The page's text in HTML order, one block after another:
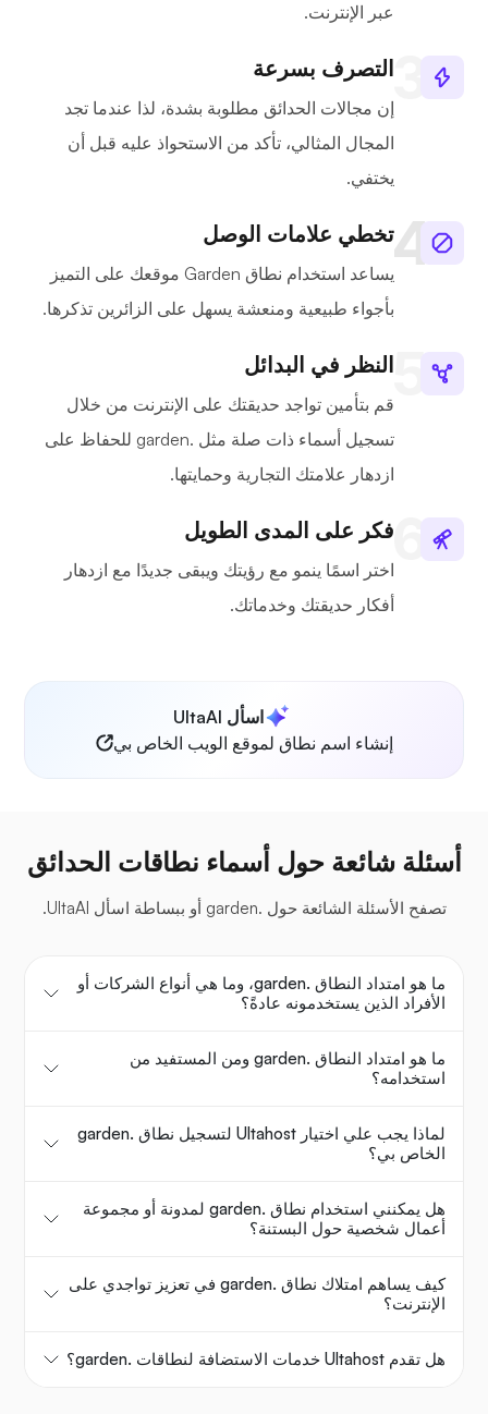
عبر الإنترنت.
التصرف بسرعة
إن مجالات الحدائق مطلوبة بشدة، لذا عندما تجد
المجال المثالي، تأكد من الاستحواذ عليه قبل أن
يختفي.
تخطي علامات الوصل
يساعد استخدام نطاق Garden موقعك على التميز
بأجواء طبيعية ومنعشة يسهل على الزائرين تذكرها.
النظر في البدائل
قم بتأمين تواجد حديقتك على الإنترنت من خلال
تسجيل أسماء ذات صلة مثل .garden للحفاظ على
ازدهار علامتك التجارية وحمايتها.
فكر على المدى الطويل
اختر اسمًا ينمو مع رؤيتك ويبقى جديدًا مع ازدهار
أفكار حديقتك وخدماتك.
اسأل UltaAI
إنشاء اسم نطاق لموقع الويب الخاص بي
أسئلة شائعة حول أسماء نطاقات الحدائق
تصفح الأسئلة الشائعة حول .garden أو ببساطة اسأل UltaAI.
ما هو امتداد النطاق .garden، وما هي أنواع الشركات أو
الأفراد الذين يستخدمونه عادةً؟
ما هو امتداد النطاق .garden ومن المستفيد من
استخدامه؟
لماذا يجب علي اختيار Ultahost لتسجيل نطاق .garden
الخاص بي؟
هل يمكنني استخدام نطاق .garden لمدونة أو مجموعة
أعمال شخصية حول البستنة؟
كيف يساهم امتلاك نطاق .garden في تعزيز تواجدي على
الإنترنت؟
هل تقدم Ultahost خدمات الاستضافة لنطاقات .garden؟